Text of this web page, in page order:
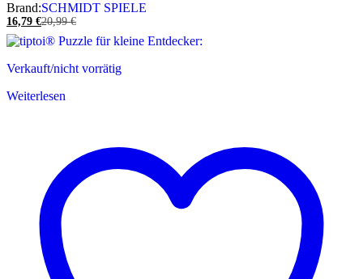
Brand:SCHMIDT SPIELE
16,79 €20,99€
Verkauft/nicht vorrätig
Weiterlesen